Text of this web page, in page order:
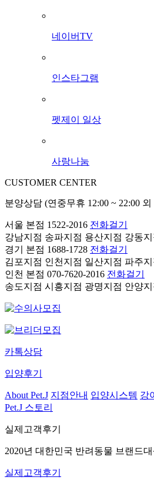
네이버TV
인스타그램
펫제이 일상
사랑나눔
CUSTOMER CENTER
분양상담 (연중무휴 12:00 ~ 22:00
서울 본점 1522-2016 전화걸기
강남지점 송파지점 용산지점 강동지
경기 본점 1688-1728 전화걸기
김포지점 인천지점 일산지점 파주지
인천 본점 070-7620-2016 전화걸기
송도지점 시흥지점 광명지점 안양지
카톡상담
입양후기
About Pet.J 지점안내 입양시스템 강
Pet.J 스토리
실제고객후기
2020년 대한민국 반려동물 브랜드
실제고객후기